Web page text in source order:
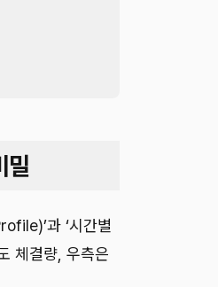
밀
과 ‘시간별
체결량, 우측은